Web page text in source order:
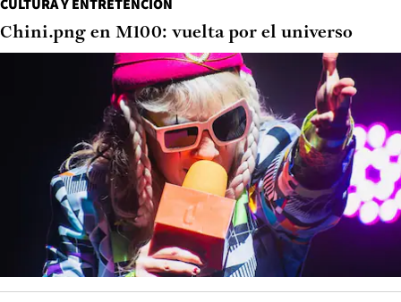
Chini.png en M100: vuelta por el universo